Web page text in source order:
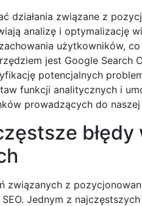
działania związane z
analizę i optymalizację
użytkowników,
jest Google
potencjalnych
funkcji analitycznych i
prowadzących do
związanych z
Jednym z